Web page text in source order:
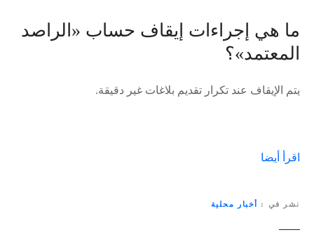
ما هي إجراءات إيقاف حساب «الراصد
المعتمد»؟
يتم الإيقاف عند تكرار تقديم بلاغات غير دقيقة.
اقرأ أيضا
نشر في أخبار محلية